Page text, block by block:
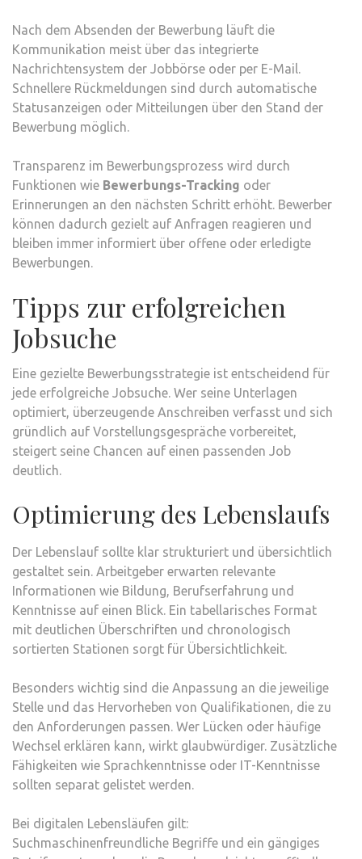
Nach dem Absenden der Bewerbung läuft die
Kommunikation meist über das integrierte
Nachrichtensystem der Jobbörse oder per E-Mail.
Schnellere Rückmeldungen sind durch automatische
Statusanzeigen oder Mitteilungen über den Stand der
Bewerbung möglich.
Transparenz im Bewerbungsprozess wird durch
Funktionen wie Bewerbungs-Tracking oder
Erinnerungen an den nächsten Schritt erhöht. Bewerber
können dadurch gezielt auf Anfragen reagieren und
bleiben immer informiert über offene oder erledigte
Bewerbungen.
Tipps zur erfolgreichen
Jobsuche
Eine gezielte Bewerbungsstrategie ist entscheidend für
jede erfolgreiche Jobsuche. Wer seine Unterlagen
optimiert, überzeugende Anschreiben verfasst und sich
gründlich auf Vorstellungsgespräche vorbereitet,
steigert seine Chancen auf einen passenden Job
deutlich.
Optimierung des Lebenslaufs
Der Lebenslauf sollte klar strukturiert und übersichtlich
gestaltet sein. Arbeitgeber erwarten relevante
Informationen wie Bildung, Berufserfahrung und
Kenntnisse auf einen Blick. Ein tabellarisches Format
mit deutlichen Überschriften und chronologisch
sortierten Stationen sorgt für Übersichtlichkeit.
Besonders wichtig sind die Anpassung an die jeweilige
Stelle und das Hervorheben von Qualifikationen, die zu
den Anforderungen passen. Wer Lücken oder häufige
Wechsel erklären kann, wirkt glaubwürdiger. Zusätzliche
Fähigkeiten wie Sprachkenntnisse oder IT-Kenntnisse
sollten separat gelistet werden.
Bei digitalen Lebensläufen gilt:
Suchmaschinenfreundliche Begriffe und ein gängiges